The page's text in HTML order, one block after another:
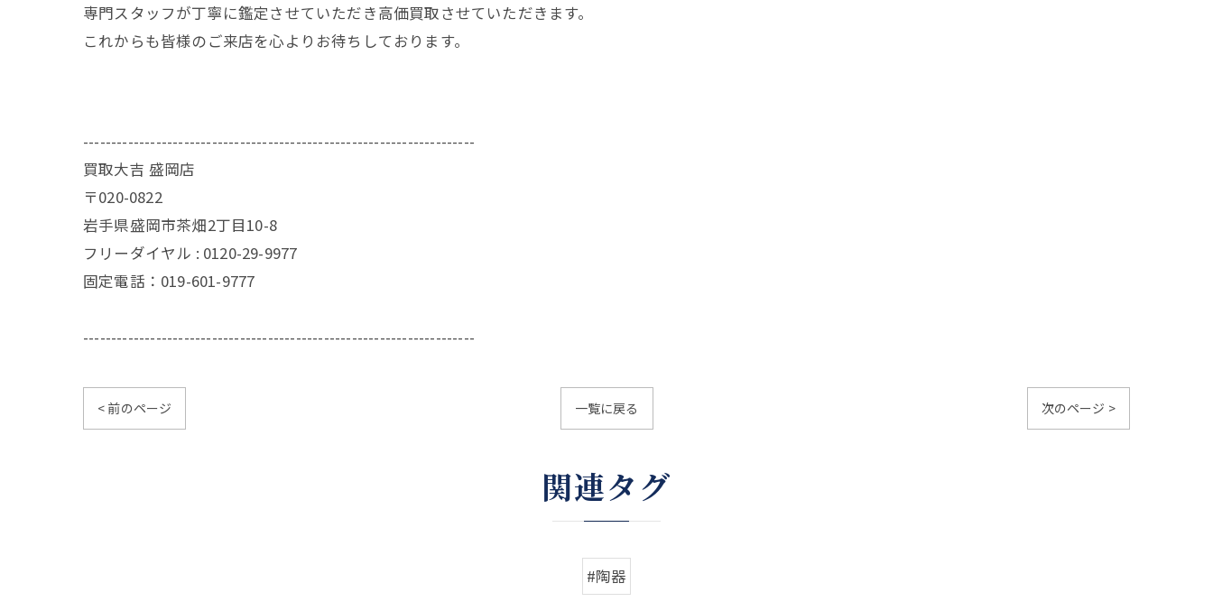
専門スタッフが丁寧に鑑定させていただき高価買取させていただきます。
これからも皆様のご来店を心よりお待ちしております。
----------------------------------------------------------------------
買取大吉 盛岡店
〒020-0822
岩手県盛岡市茶畑2丁目10-8
フリーダイヤル : 0120-29-9977
固定電話：019-601-9777
----------------------------------------------------------------------
< 前のページ 一覧に戻る 次のページ >
関連タグ
#陶器